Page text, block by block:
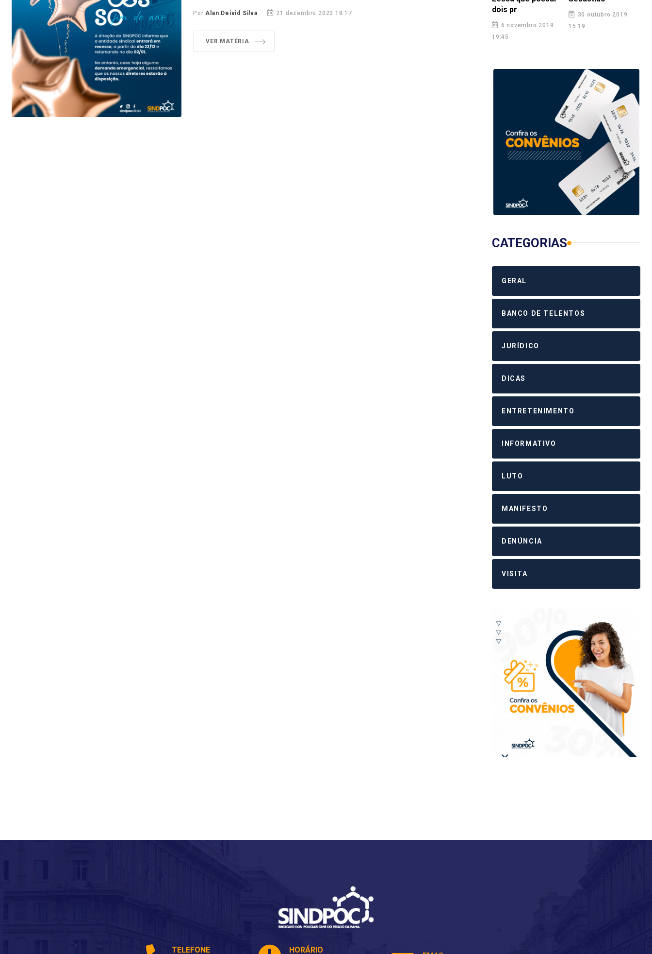
PorAlan Deivid Silva 21 dezembro 2023 18:17
VER MATÉRIA
dois pr
6 novembro 2019
19:45
30 outubro 2019
15:19
CATEGORIAS
GERAL
BANCO DE TELENTOS
JURÍDICO
DICAS
ENTRETENIMENTO
INFORMATIVO
LUTO
MANIFESTO
DENÚNCIA
VISITA
TELEFONE HORÁRIO